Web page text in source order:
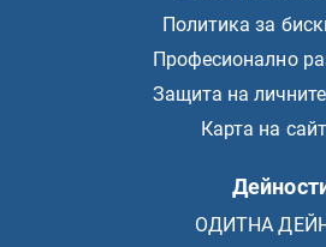
Политика за
Професионално
Защита на
Карта на
ОДИТНА